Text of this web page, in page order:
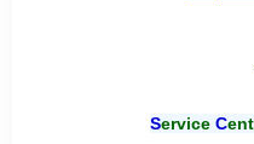
Service C